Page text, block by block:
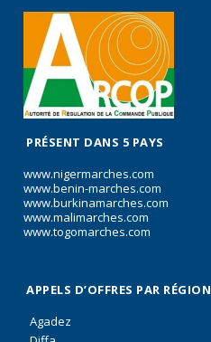
PRÉSENT DANS 5 PAYS
www.nigermarches.com
www.benin-marches.com
www.burkinamarches.com
www.malimarches.com
www.togomarches.com
APPELS D’OFFRES PAR RÉGION
Agadez